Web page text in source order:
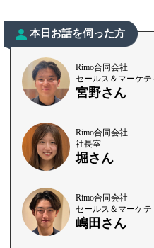
本日お話を伺った方
Rimo合同会社
セールス＆マーケ
宮野さん
Rimo合同会社
社長室
堀さん
Rimo合同会社
セールス＆マーケ
嶋田さん